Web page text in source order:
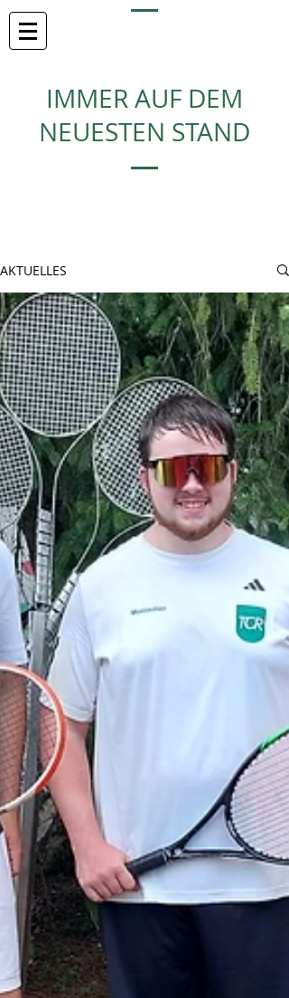
IMMER AUF DEM
NEUESTEN STAND
AKTUELLES